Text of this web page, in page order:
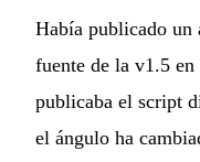
Había publicado un
fuente de la v1.5 en
publicaba el script
el ángulo ha